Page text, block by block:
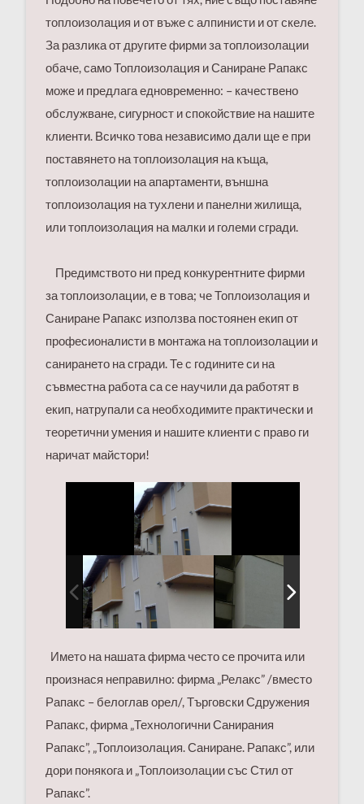
топлоизолация и от въже с алпинисти и от скеле.
За разлика от другите фирми за топлоизолации
обаче, само Топлоизолация и Саниране Рапакс
може и предлага едновременно: – качествено
обслужване, сигурност и спокойствие на нашите
клиенти. Всичко това независимо дали ще е при
поставянето на топлоизолация на къща,
топлоизолации на апартаменти, външна
топлоизолация на тухлени и панелни жилища,
или топлоизолация на малки и големи сгради.
Предимството ни пред конкурентните фирми
за топлоизолации, е в това; че Топлоизолация и
Саниране Рапакс използва постоянен екип от
професионалисти в монтажа на топлоизолации и
санирането на сгради. Те с годините си на
съвместна работа са се научили да работят в
екип, натрупали са необходимите практически и
теоретични умения и нашите клиенти с право ги
наричат майстори!
Името на нашата фирма често се прочита или
произнася неправилно: фирма „Релакс” /вместо
Рапакс – белоглав орел/, Търговски Сдружения
Рапакс, фирма „Технологични Санирания
Рапакс”, „Топлоизолация. Саниране. Рапакс”, или
дори понякога и „Топлоизолации със Стил от
Рапакс”.